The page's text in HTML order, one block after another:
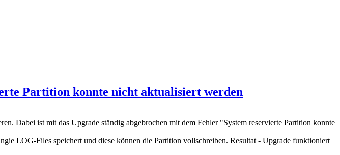
Partition konnte nicht aktualisiert werden
Dabei ist mit das Upgrade ständig abgebrochen mit dem Fehler "System reservierte Partition konnte
LOG-Files speichert und diese können die Partition vollschreiben. Resultat - Upgrade funktioniert